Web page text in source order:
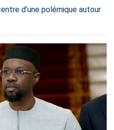
d’une polémique autour